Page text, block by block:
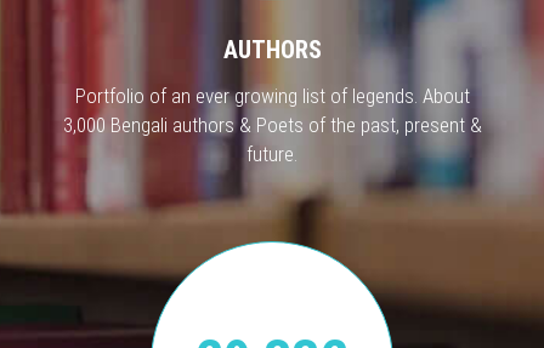
AUTHORS
Portfolio of an ever growing list of legends. About
3,000 Bengali authors & Poets of the past, present &
future.